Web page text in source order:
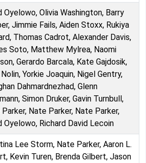
Oyelowo, Olivia Washington, Barry
Jimmie Fails, Aiden Stoxx, Rukiya
Thomas Cadrot, Alexander Davis,
Soto, Matthew Mylrea, Naomi
Gerardo Barcala, Kate Gajdosik,
Yorkie Joaquin, Nigel Gentry,
Dahmardnezhad, Glenn
Simon Druker, Gavin Turnbull,
Nate Parker, Nate Parker,
Oyelowo, Richard David Lecoin
Lee Storm, Nate Parker, Aaron L.
Kevin Turen, Brenda Gilbert, Jason